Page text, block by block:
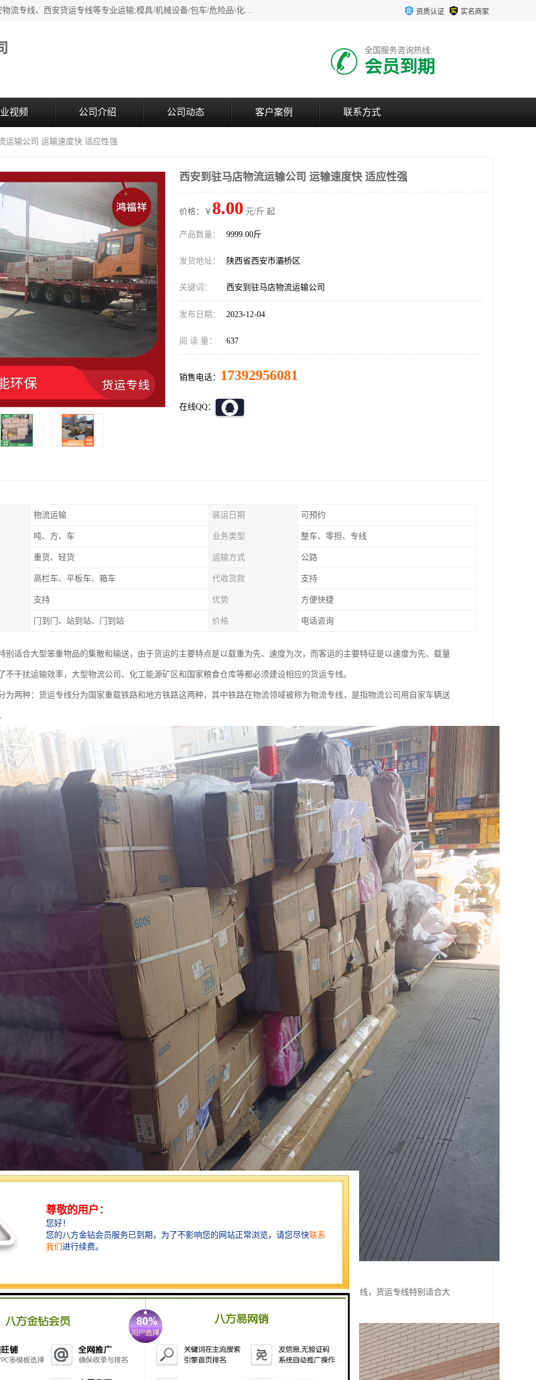
西安鸿福祥物流公司是西安轿车托运物流公司，从事：西安物流专线、西安货运专线等专业运输;模具/机械设备/包车/危险品\化工涂料/油漆机油\普通货物\食品\家具\贵重货物运输/易碎品运输/工艺品\行李\搬家运输等超限大件货物专业运输服务为一体。 资质认证 实名商家
全国服务咨询热线:
会员到期
视频 公司介绍 公司动态 客户案例 联系方式
运输公司 运输速度快 适应性强
西安到驻马店物流运输公司 运输速度快 适应性强
价格：￥ 8.00 元/斤 起
产品数量： 9999.00斤
发货地址： 陕西省西安市灞桥区
关键词： 西安到驻马店物流运输公司
发布日期： 2023-12-04
阅 读 量： 637
销售电话： 17392956081
在线QQ：
物流运输 装运日期 可预约
吨、方、车 业务类型 整车、零担、专线
重货、轻货 运输方式 公路
高栏车、平板车、箱车 代收货款 支持
支持 优势 方便快捷
门到门、站到站、门到站 价格 电话咨询
别适合大型笨重物品的集散和输送，由于货运的主要特点是以载重为先、速度为次，而客运的主要特征是以速度为先、载量
不干扰运输效率，大型物流公司、化工能源矿区和国家粮食仓库等都必须建设相应的货运专线。
为两种：货运专线分为国家重载铁路和地方铁路这两种，其中铁路在物流领域被称为物流专线，是指物流公司用自家车辆送
种类各异，一般分成国家重载铁路和地方铁路两大类型，货运专线的区别对象是客运专线和客货共线，货运专线特别适合大